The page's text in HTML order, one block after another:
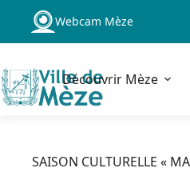
Passer
contenu
Webcam Mèze
Découvrir Mèze
SAISON CULTURELLE «